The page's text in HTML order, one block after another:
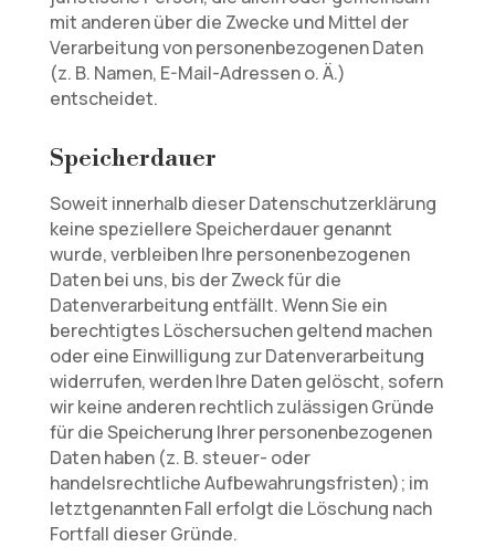
mit anderen über die Zwecke und Mittel der
Verarbeitung von personenbezogenen Daten
(z. B. Namen, E-Mail-Adressen o. Ä.)
entscheidet.
Speicherdauer
Soweit innerhalb dieser Datenschutzerklärung
keine speziellere Speicherdauer genannt
wurde, verbleiben Ihre personenbezogenen
Daten bei uns, bis der Zweck für die
Datenverarbeitung entfällt. Wenn Sie ein
berechtigtes Löschersuchen geltend machen
oder eine Einwilligung zur Datenverarbeitung
widerrufen, werden Ihre Daten gelöscht, sofern
wir keine anderen rechtlich zulässigen Gründe
für die Speicherung Ihrer personenbezogenen
Daten haben (z. B. steuer- oder
handelsrechtliche Aufbewahrungsfristen); im
letztgenannten Fall erfolgt die Löschung nach
Fortfall dieser Gründe.